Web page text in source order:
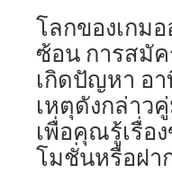
โลกของเกม
ซ้อน การสมั
เกิดปัญหา อ
เหตุดังกล่าว
เพื่อคุณรู้เรื่อ
โมชั่นหรือฝา